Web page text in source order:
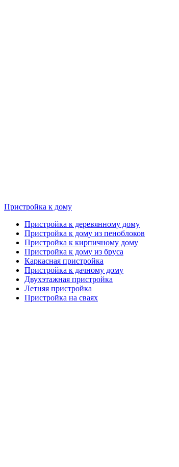
Пристройка к дому
Пристройка к деревянному дому
Пристройка к дому из пеноблоков
Пристройка к кирпичному дому
Пристройка к дому из бруса
Каркасная пристройка
Пристройка к дачному дому
Двухэтажная пристройка
Летняя пристройка
Пристройка на сваях